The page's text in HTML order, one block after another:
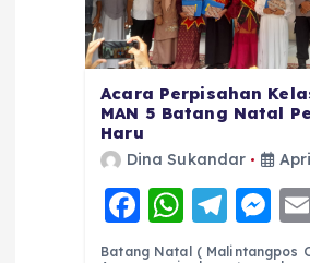
Acara Perpisahan
MAN 5 Batang Natal
Haru
Dina Sukandar
F
a
W
h
T
el
M
e
Batang Natal ( Malintangpos